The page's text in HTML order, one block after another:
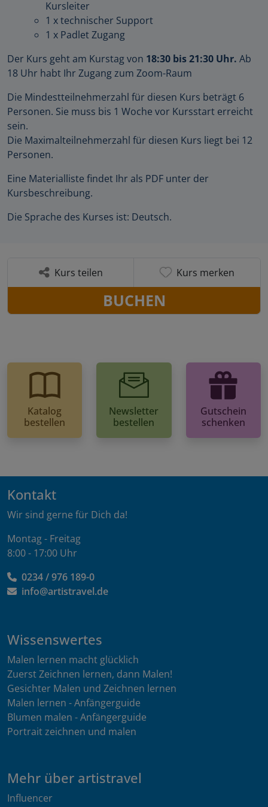
Kursleiter
1 x technischer Support
1 x Padlet Zugang
Der Kurs geht am Kurstag von 18:30 bis 21:30 Uhr. Ab
18 Uhr habt Ihr Zugang zum Zoom-Raum
Die Mindestteilnehmerzahl für diesen Kurs beträgt 6
Personen. Sie muss bis 1 Woche vor Kursstart erreicht
sein.
Die Maximalteilnehmerzahl für diesen Kurs liegt bei 12
Personen.
Eine Materialliste findet Ihr als PDF unter der
Kursbeschreibung.
Die Sprache des Kurses ist: Deutsch.
Kurs teilen Kurs merken
BUCHEN
Katalog
bestellen
Newsletter
bestellen
Gutschein
schenken
Kontakt
Wir sind gerne für Dich da!
Montag - Freitag
8:00 - 17:00 Uhr
0234 / 976 189-0
info@artistravel.de
Wissenswertes
Malen lernen macht glücklich
Zuerst Zeichnen lernen, dann Malen!
Gesichter Malen und Zeichnen lernen
Malen lernen - Anfängerguide
Blumen malen - Anfängerguide
Portrait zeichnen und malen
Mehr über artistravel
Influencer